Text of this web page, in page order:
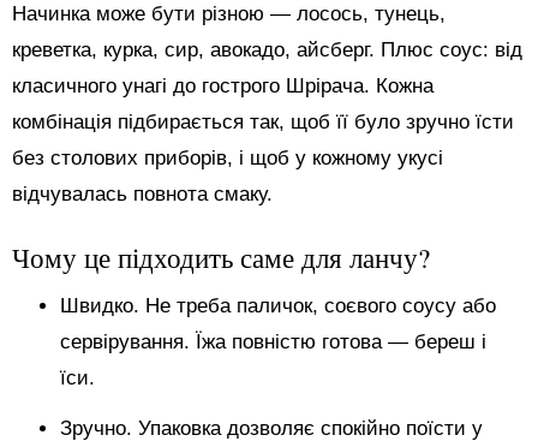
Начинка може бути різною — лосось, тунець,
креветка, курка, сир, авокадо, айсберг. Плюс соус: від
класичного унагі до гострого Шрірача. Кожна
комбінація підбирається так, щоб її було зручно їсти
без столових приборів, і щоб у кожному укусі
відчувалась повнота смаку.
Чому це підходить саме для ланчу?
Швидко. Не треба паличок, соєвого соусу або
сервірування. Їжа повністю готова — береш і
їси.
Зручно. Упаковка дозволяє спокійно поїсти у